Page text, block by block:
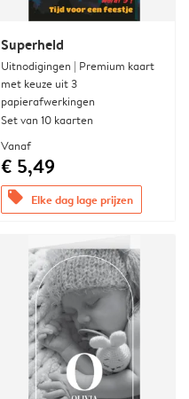
Superheld
Uitnodigingen | Premium kaart
met keuze uit 3
papierafwerkingen
Set van 10 kaarten
Vanaf
€ 5,49
offers Elke dag lage prijzen